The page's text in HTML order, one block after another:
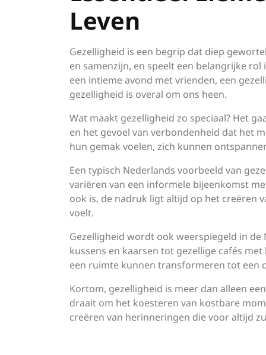
Leven
Gezelligheid is een begrip dat diep
en samenzijn, en speelt een belangrijke
een intieme avond met vrienden, een
gezelligheid is overal om ons heen.
Wat maakt gezelligheid zo speciaal? Het
en het gevoel van verbondenheid dat het
hun gemak voelen, zich kunnen
Een typisch Nederlands voorbeeld van
variëren van een informele bijeenkomst
ook is, de nadruk ligt altijd op het creëren
voelt.
Gezelligheid wordt ook weerspiegeld in
kussens en kaarsen tot gezellige cafés
een ruimte kunnen transformeren tot een
Kortom, gezelligheid is meer dan alleen
draait om het koesteren van kostbare
creëren van herinneringen die voor altijd